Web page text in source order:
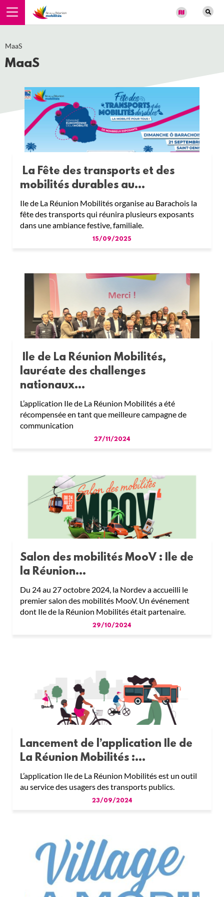
MaaS
MaaS
La Fête des transports et des
mobilités durables au...
Ile de La Réunion Mobilités organise au Barachois la
fête des transports qui réunira plusieurs exposants
dans une ambiance festive, familiale.
15/09/2025
Ile de La Réunion Mobilités,
lauréate des challenges
nationaux...
L’application Ile de La Réunion Mobilités a été
récompensée en tant que meilleure campagne de
communication
27/11/2024
Salon des mobilités MooV : Ile de
la Réunion...
Du 24 au 27 octobre 2024, la Nordev a accueilli le
premier salon des mobilités MooV. Un événement
dont Ile de la Réunion Mobilités était partenaire.
29/10/2024
Lancement de l’application Ile de
La Réunion Mobilités :...
L’application Ile de La Réunion Mobilités est un outil
au service des usagers des transports publics.
23/09/2024
Panneau de gestion des cookies